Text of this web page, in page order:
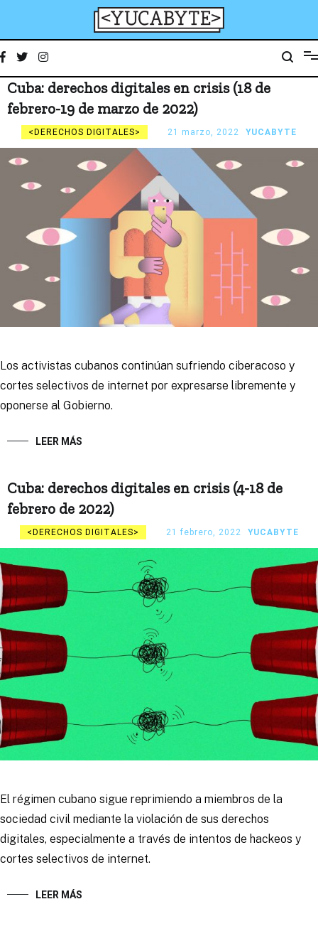
YucaByte
Cuba: derechos digitales en crisis (18 de
febrero-19 de marzo de 2022)
DERECHOS DIGITALES 21 marzo, 2022 YUCABYTE
Los activistas cubanos continúan sufriendo ciberacoso y
cortes selectivos de internet por expresarse libremente y
oponerse al Gobierno.
LEER MÁS
Cuba: derechos digitales en crisis (4-18 de
febrero de 2022)
DERECHOS DIGITALES 21 febrero, 2022 YUCABYTE
El régimen cubano sigue reprimiendo a miembros de la
sociedad civil mediante la violación de sus derechos
digitales, especialmente a través de intentos de hackeos y
cortes selectivos de internet.
LEER MÁS